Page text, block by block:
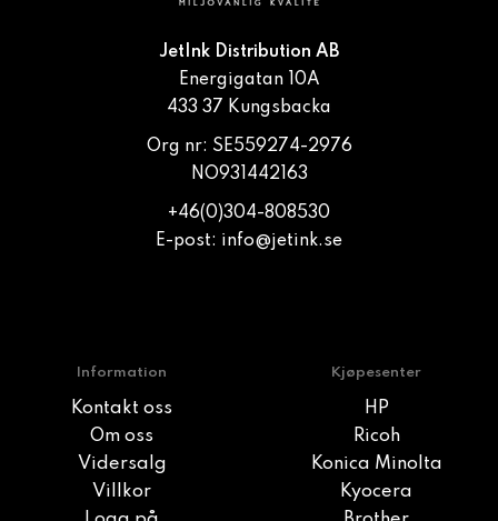
JetInk Distribution AB
Energigatan 10A
433 37 Kungsbacka
Org nr: SE559274-2976
NO931442163
+46(0)304-808530
E-post: info@jetink.se
Information
Kontakt oss
Om oss
Vidersalg
Villkor
Kjøpesenter
HP
Ricoh
Konica Minolta
Kyocera